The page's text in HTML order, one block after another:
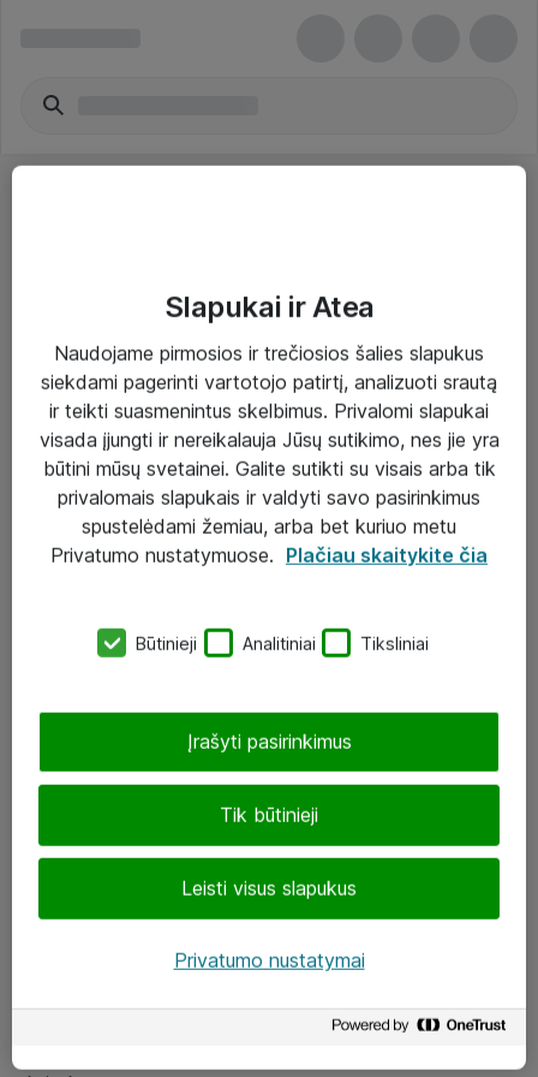
Paslaugos
Sprendimai
Įgyvendinti projektai
Atea ekspertų patarimai verslui
eShop@atea.lt
LinkedIn
Slapukai ir Atea
Naudojame pirmosios ir trečiosios šalies slapukus
siekdami pagerinti vartotojo patirtį, analizuoti srautą
ir teikti suasmenintus skelbimus. Privalomi slapukai
visada įjungti ir nereikalauja Jūsų sutikimo, nes jie yra
būtini mūsų svetainei. Galite sutikti su visais arba tik
privalomais slapukais ir valdyti savo pasirinkimus
spustelėdami žemiau, arba bet kuriuo metu
Privatumo nustatymuose. Plačiau skaitykite čia
Būtinieji Analitiniai Tiksliniai
Tik būtinieji
Leisti visus slapukus
Įrašyti pasirinkimus
Privatumo nustatymai